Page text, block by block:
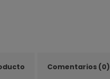
Comentarios (0)